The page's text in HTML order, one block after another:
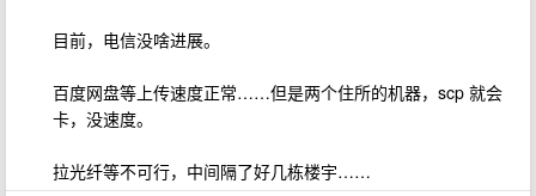
目前，电信没啥进展。
百度网盘等上传速度正常……但是两个住所的机器，scp 就会
卡，没速度。
拉光纤等不可行，中间隔了好几栋楼宇……